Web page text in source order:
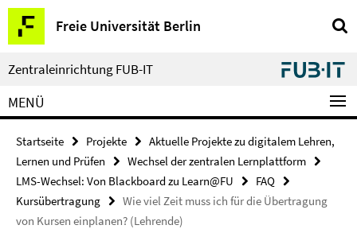
Springe
direkt
zu
Inhalt
Freie Universität Berlin
Service-
Navigation
Zentraleinrichtung FUB-IT
MENÜ
Startseite Projekte
Aktuelle Projekte zu digitalem Lehren,
Lernen und Prüfen
Wechsel der zentralen Lernplattform
LMS-Wechsel: Von Blackboard zu Learn@FU
FAQ
Kursübertragung
Wie viel Zeit muss ich für die Übertragung
von Kursen einplanen? (Lehrende)